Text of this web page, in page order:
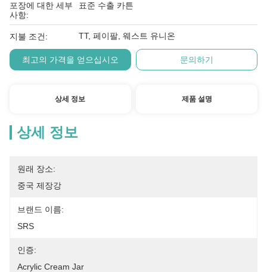
포장에 대한 세부
사항:
표준 수출 카튼
지불 조건: TT, 페이팔, 웨스트 유니온
최고의 가격을 얻으십시오 문의하기
상세 정보 제품 설명
상세 정보
원래 장소:
중국 제장강
브랜드 이름:
SRS
인증:
Acrylic Cream Jar